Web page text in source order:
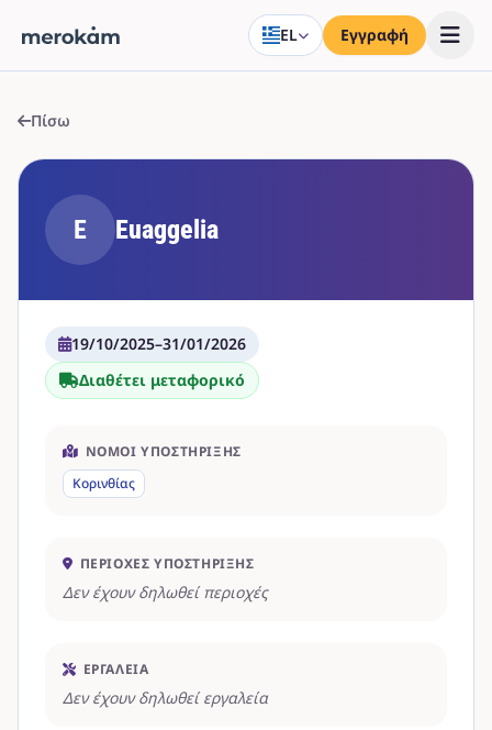
EL Εγγραφή
Πίσω
E Euaggelia
19/10/2025–31/01/2026
Διαθέτει μεταφορικό
ΝΟΜΟΊ ΥΠΟΣΤΉΡΙΞΗΣ
Κορινθίας
ΠΕΡΙΟΧΈΣ ΥΠΟΣΤΉΡΙΞΗΣ
Δεν έχουν δηλωθεί περιοχές
ΕΡΓΑΛΕΊΑ
Δεν έχουν δηλωθεί εργαλεία